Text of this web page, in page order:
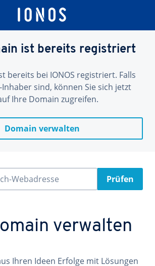
ist bereits registriert
bereits bei IONOS registriert. Falls
sind, können Sie sich jetzt
Ihre Domain zugreifen.
Domain verwalten
Webadresse Prüfen
verwalten
Ihren Ideen Erfolge mit Lösungen